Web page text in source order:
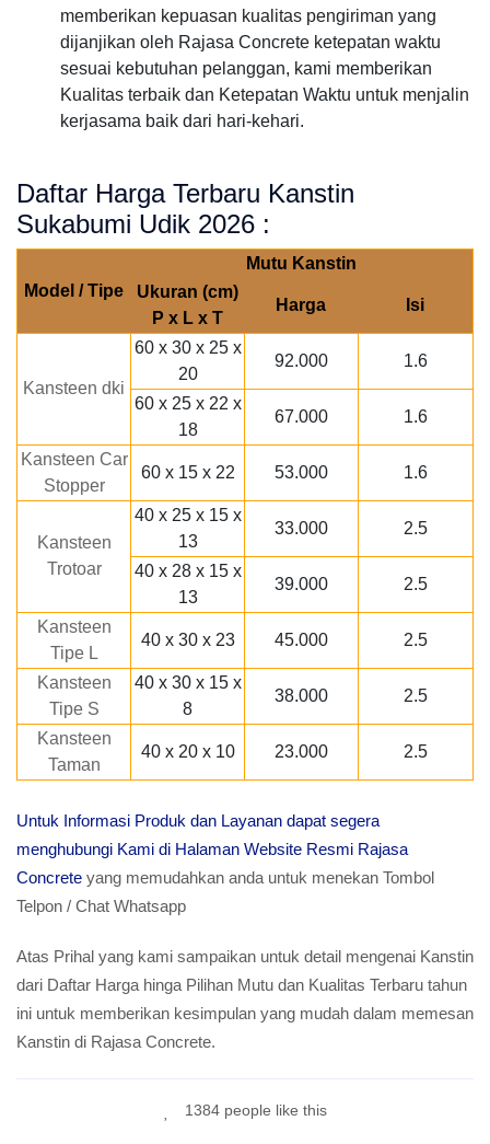
memberikan kepuasan kualitas pengiriman yang
dijanjikan oleh Rajasa Concrete ketepatan waktu
sesuai kebutuhan pelanggan, kami memberikan
Kualitas terbaik dan Ketepatan Waktu untuk menjalin
kerjasama baik dari hari-kehari.
Daftar Harga Terbaru Kanstin
Sukabumi Udik 2026 :
Model / Tipe
Mutu Kanstin
Ukuran (cm)
P x L x T
Harga Isi
Kansteen dki
60 x 30 x 25 x
20
92.000 1.6
60 x 25 x 22 x
18
67.000 1.6
Kansteen Car
Stopper
60 x 15 x 22 53.000 1.6
Kansteen
Trotoar
40 x 25 x 15 x
13
33.000 2.5
40 x 28 x 15 x
13
39.000 2.5
Kansteen
Tipe L
40 x 30 x 23 45.000 2.5
Kansteen
Tipe S
40 x 30 x 15 x
8
38.000 2.5
Kansteen
Taman
40 x 20 x 10 23.000 2.5
Untuk Informasi Produk dan Layanan dapat segera
menghubungi Kami di Halaman Website Resmi Rajasa
Concrete yang memudahkan anda untuk menekan Tombol
Telpon / Chat Whatsapp
Atas Prihal yang kami sampaikan untuk detail mengenai Kanstin
dari Daftar Harga hinga Pilihan Mutu dan Kualitas Terbaru tahun
ini untuk memberikan kesimpulan yang mudah dalam memesan
Kanstin di Rajasa Concrete.
1384 people like this